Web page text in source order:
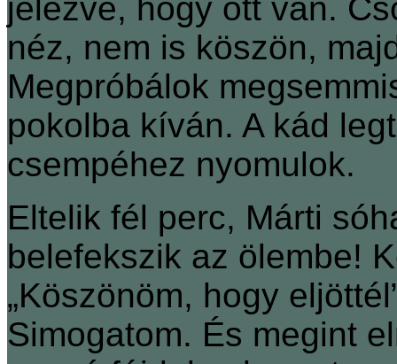
jelezve, hogy ott van.
néz, nem is köszön,
Megpróbálok
pokolba kíván. A kád
csempéhez nyomulok.
Eltelik fél perc, Márti
belefekszik az ölembe!
„Köszönöm, hogy
Simogatom. És megint